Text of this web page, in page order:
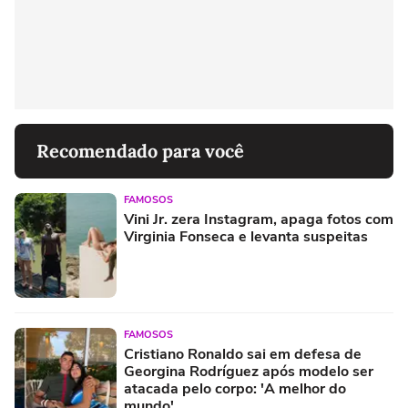
Recomendado para você
FAMOSOS
Vini Jr. zera Instagram, apaga fotos com
Virginia Fonseca e levanta suspeitas
FAMOSOS
Cristiano Ronaldo sai em defesa de
Georgina Rodríguez após modelo ser
atacada pelo corpo: 'A melhor do